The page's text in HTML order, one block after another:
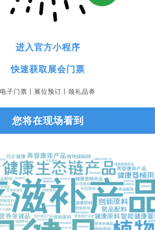
进入官方小程序
快速获取展会门票
电子门票丨展位预订丨领礼品券
您将在现场看到